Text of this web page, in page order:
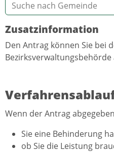
Zusatzinformation
Den Antrag können Sie bei
Bezirksverwaltungsbehörde
Wenn der Antrag
Sie eine Behinderung
ob Sie die Leistung